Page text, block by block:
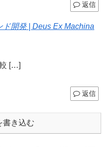
返信
開発 | Deus Ex Machina
[…]
返信
書き込む